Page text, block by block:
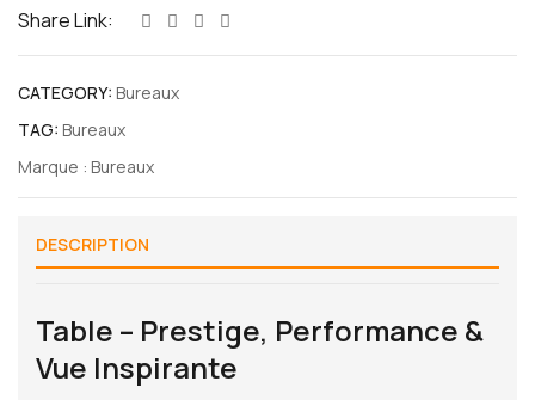
Share Link:
CATEGORY: Bureaux
TAG: Bureaux
Marque : Bureaux
DESCRIPTION
Table – Prestige, Performance &
Vue Inspirante